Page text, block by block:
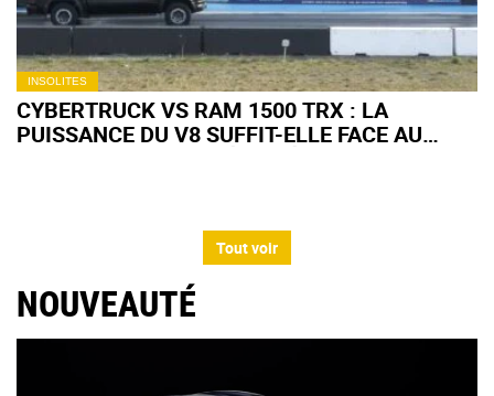
INSOLITES
CYBERTRUCK VS RAM 1500 TRX : LA
PUISSANCE DU V8 SUFFIT-ELLE FACE AU
Tout voir
NOUVEAUTÉ